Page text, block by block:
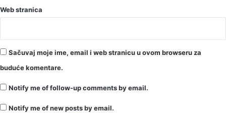
Web stranica
Sačuvaj moje ime, email i web stranicu u ovom browseru za
buduće komentare.
Notify me of follow-up comments by email.
Notify me of new posts by email.